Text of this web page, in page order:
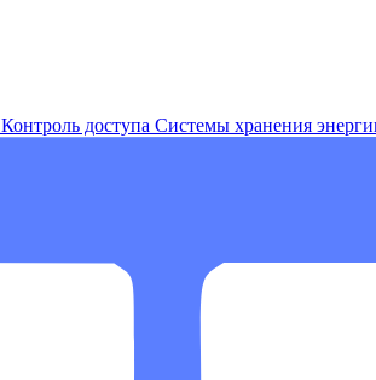
Контроль доступа Системы хранения